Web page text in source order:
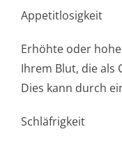
Appetitlosigkeit
Erhöhte oder
Ihrem Blut, die als
Dies kann durch
Schläfrigkeit